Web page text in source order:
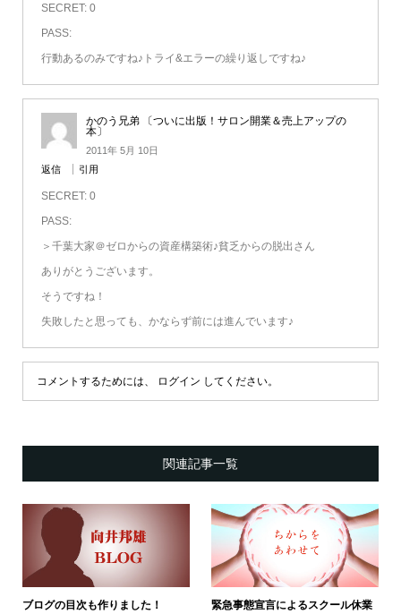
SECRET: 0
PASS:
行動あるのみですね♪トライ&エラーの繰り返しですね♪
かのう兄弟 〔ついに出版！サロン開業＆売上アップの
本〕
2011年 5月 10日
返信
引用
SECRET: 0
PASS:
＞千葉大家＠ゼロからの資産構築術♪貧乏からの脱出さん
ありがとうございます。
そうですね！
失敗したと思っても、かならず前には進んでいます♪
コメントするためには、 ログイン してください。
関連記事一覧
ブログの目次も作りました！
緊急事態宣言によるスクール休業